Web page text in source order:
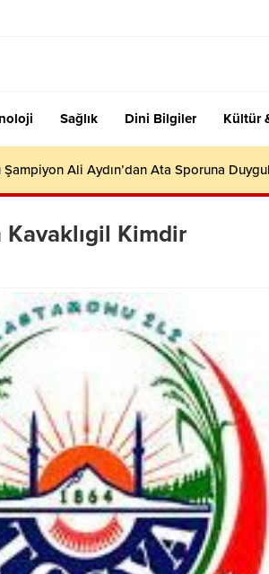
Sağlık Dini Bilgiler Kültür
Ali Aydın’dan Ata Sporuna
Kavaklıgil Kimdir